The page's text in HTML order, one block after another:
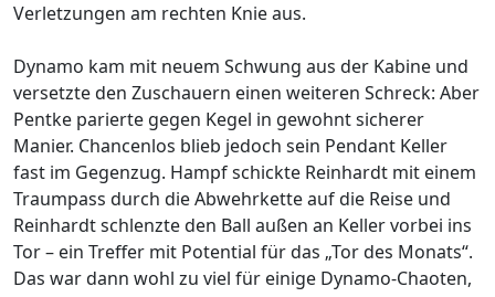
Verletzungen am rechten Knie aus.
Dynamo kam mit neuem Schwung aus der Kabine und
versetzte den Zuschauern einen weiteren Schreck: Aber
Pentke parierte gegen Kegel in gewohnt sicherer
Manier. Chancenlos blieb jedoch sein Pendant Keller
fast im Gegenzug. Hampf schickte Reinhardt mit einem
Traumpass durch die Abwehrkette auf die Reise und
Reinhardt schlenzte den Ball außen an Keller vorbei ins
Tor – ein Treffer mit Potential für das „Tor des Monats“.
Das war dann wohl zu viel für einige Dynamo-Chaoten,